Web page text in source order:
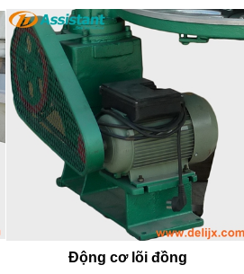
Động cơ lõi đồng